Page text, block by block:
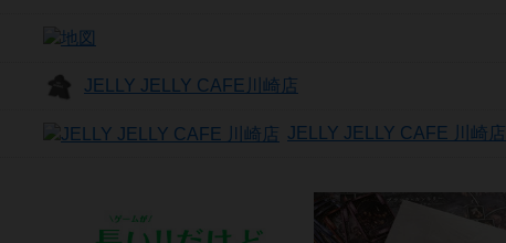
JELLY JELLY CAFE川崎店
JELLY JELLY CAFE 川崎店